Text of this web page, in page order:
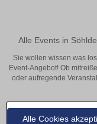
Alle Cookies
Alle Events in
Sie wollen wissen was
Event-Angebot! Ob
oder aufregende